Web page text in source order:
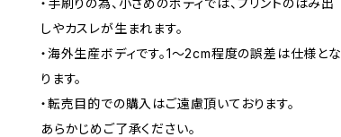
・手刷りの為、小さめのボディでは、プリントのはみ出
しやカスレが生まれます。
・海外生産ボディです。1～2cm程度の誤差は仕様とな
ります。
・転売目的での購入はご遠慮頂いております。
あらかじめご了承ください。